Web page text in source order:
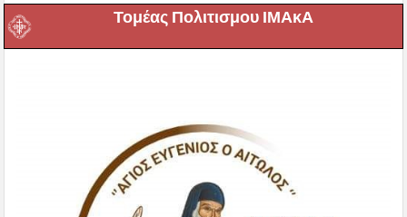
Τομέας Πολιτισμου ΙΜΑκΑ